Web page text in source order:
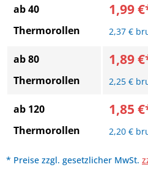
ab 40
Thermorollen
1,99
2,37 €
ab 80
Thermorollen
1,89
2,25 €
ab 120
Thermorollen
1,85
2,20 €
* Preise zzgl. gesetzlicher MwSt.